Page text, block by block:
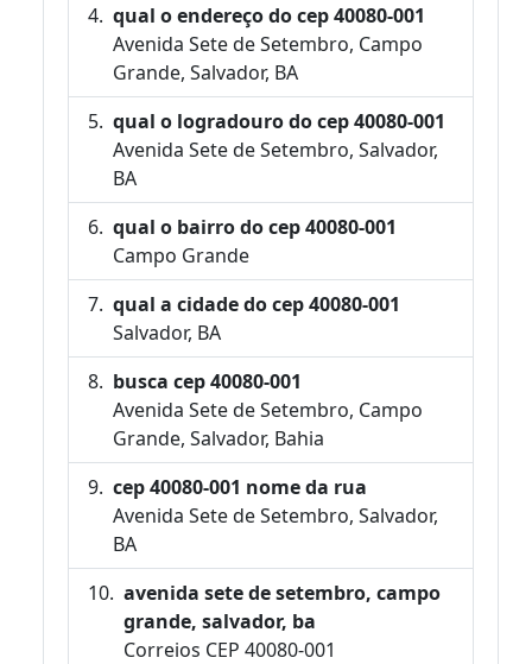
qual o endereço do cep 40080-001
Avenida Sete de Setembro, Campo
Grande, Salvador, BA
qual o logradouro do cep 40080-001
Avenida Sete de Setembro, Salvador,
BA
qual o bairro do cep 40080-001
Campo Grande
qual a cidade do cep 40080-001
Salvador, BA
busca cep 40080-001
Avenida Sete de Setembro, Campo
Grande, Salvador, Bahia
cep 40080-001 nome da rua
Avenida Sete de Setembro, Salvador,
BA
avenida sete de setembro, campo
grande, salvador, ba
Correios CEP 40080-001